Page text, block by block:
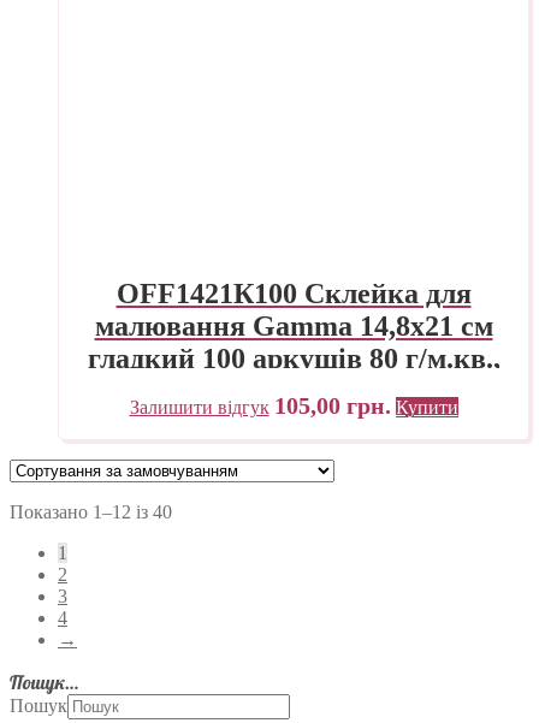
OFF1421К100 Склейка для
малювання Gamma 14,8х21 см
гладкий 100 аркушів 80 г/м.кв.,
проклейка
Залишити відгук 105,00 грн. Купити
Показано 1–12 із 40
1
2
3
4
→
Пошук…
Пошук